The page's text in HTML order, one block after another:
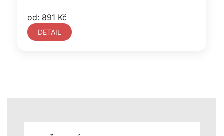
od: 891 Kč
DETAIL